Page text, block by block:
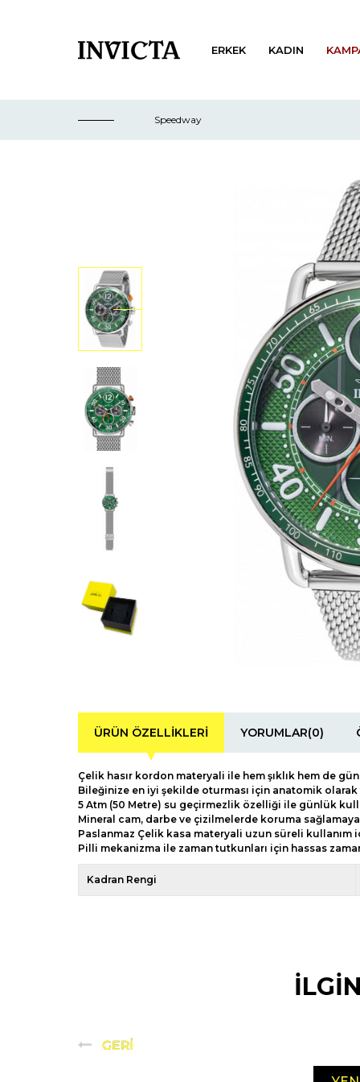
ERKEK KADIN
Speedway
ÜRÜN ÖZELLIKLERI YORUMLAR(0)
Çelik hasır kordon materyali ile hem şıklık hem de
Bileğinize en iyi şekilde oturması için anatomik olarak
5 Atm (50 Metre) su geçirmezlik özelliği ile günlük
Mineral cam, darbe ve çizilmelerde koruma sağlamaya
Paslanmaz Çelik kasa materyali uzun süreli kullanım
Pilli mekanizma ile zaman tutkunları için hassas
Kadran Rengi